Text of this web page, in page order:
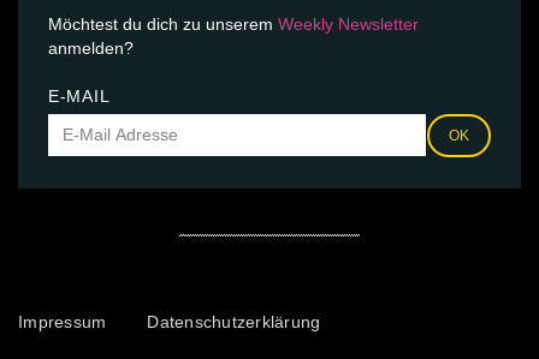
Möchtest du dich zu unserem Weekly Newsletter
anmelden?
E-MAIL
OK
Impressum Datenschutzerklärung